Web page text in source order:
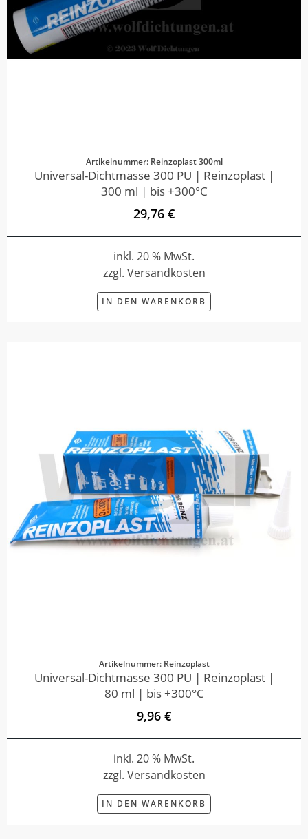
Artikelnummer: Reinzoplast 300ml
Universal-Dichtmasse 300 PU | Reinzoplast |
300 ml | bis +300°C
29,76 €
inkl. 20 % MwSt.
zzgl. Versandkosten
IN DEN WARENKORB
Artikelnummer: Reinzoplast
Universal-Dichtmasse 300 PU | Reinzoplast |
80 ml | bis +300°C
9,96 €
inkl. 20 % MwSt.
zzgl. Versandkosten
IN DEN WARENKORB